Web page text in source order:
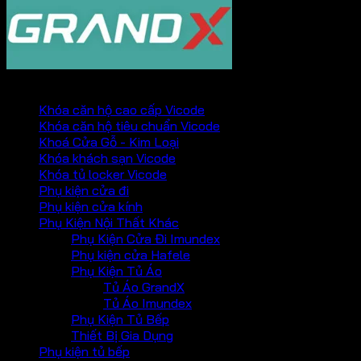
Khóa căn hộ cao cấp Vicode
Khóa căn hộ tiêu chuẩn Vicode
Khoá Cửa Gỗ - Kim Loại
Khóa khách sạn Vicode
Khóa tủ locker Vicode
Phụ kiện cửa đi
Phụ kiện cửa kính
Phụ Kiện Nội Thất Khác
Phụ Kiện Cửa Đi Imundex
Phụ kiện cửa Hafele
Phụ Kiện Tủ Áo
Tủ Áo GrandX
Tủ Áo Imundex
Phụ Kiện Tủ Bếp
Thiết Bị Gia Dụng
Phụ kiện tủ bếp